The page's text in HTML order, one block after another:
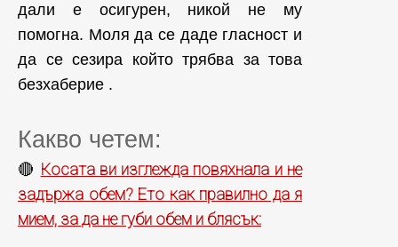
дали е осигурен, никой не му
помогна. Моля да се даде гласност и
да се сезира който трябва за това
безхаберие .
Какво четем:
🔴 Косата ви изглежда повяхнала и не
задържа обем? Ето как правилно да я
мием, за да не губи обем и блясък: